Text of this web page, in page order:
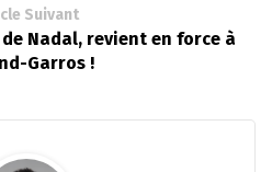
Suivant
Nadal, revient en force à
Garros !